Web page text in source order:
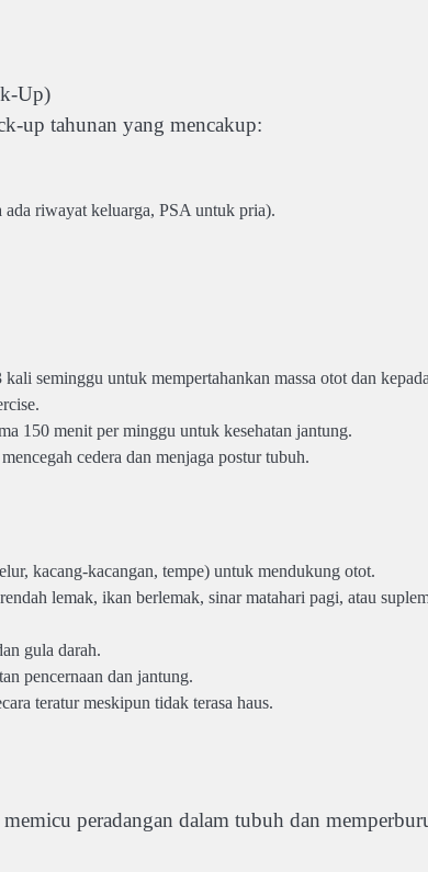
Up)
up tahunan yang mencakup:
riwayat keluarga, PSA untuk pria).
seminggu untuk mempertahankan massa otot dan
150 menit per minggu untuk kesehatan jantung.
cedera dan menjaga postur tubuh.
kacang-kacangan, tempe) untuk mendukung otot.
lemak, ikan berlemak, sinar matahari pagi, atau
gula darah.
pencernaan dan jantung.
teratur meskipun tidak terasa haus.
peradangan dalam tubuh dan